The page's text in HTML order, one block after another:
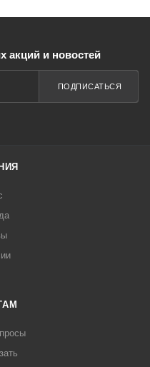
акций и новостей
ПОДПИСАТЬСЯ